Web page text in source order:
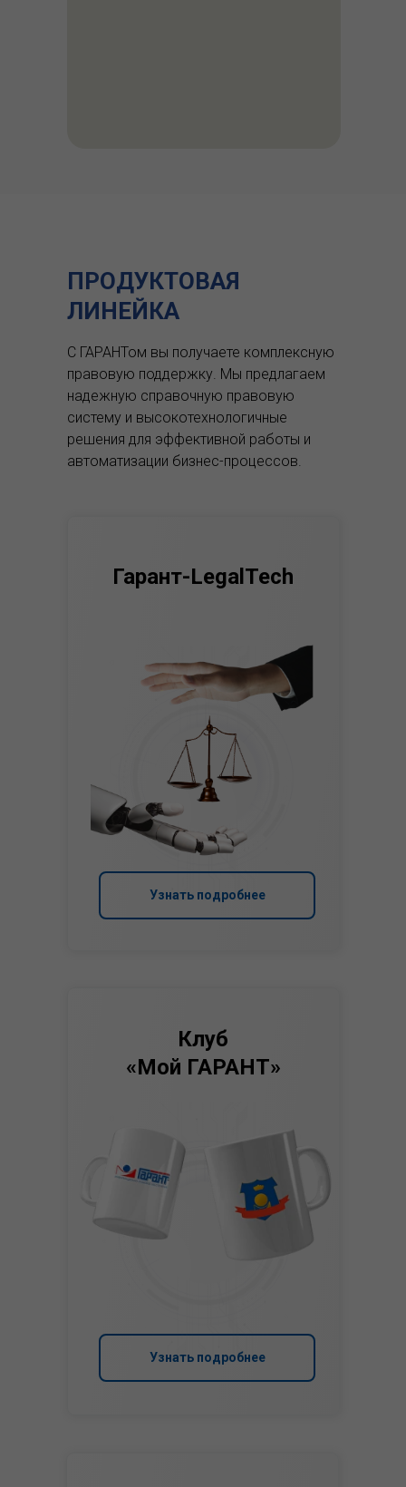
ПРОДУКТОВАЯ
ЛИНЕЙКА
С ГАРАНТом вы получаете комплексную
правовую поддержку. Мы предлагаем
надежную справочную правовую
систему и высокотехнологичные
решения для эффективной работы и
автоматизации бизнес-процессов.
Узнать подробнее
Клуб
«Мой ГАРАНТ»
Узнать подробнее
Гарант-LegalTech